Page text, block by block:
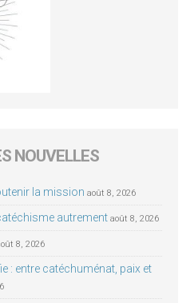
NOUVELLES
la mission août 8, 2026
autrement août 8, 2026
8, 2026
: entre catéchuménat, paix et